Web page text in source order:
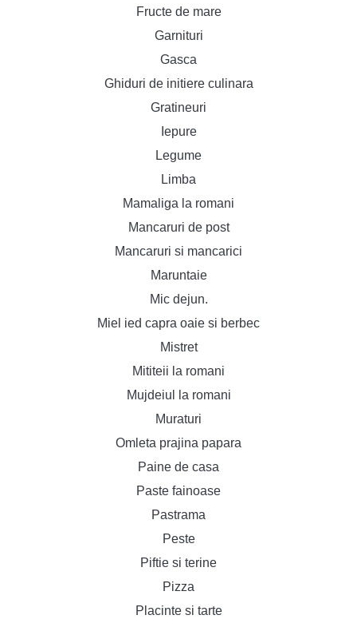
Fructe de mare
Garnituri
Gasca
Ghiduri de initiere culinara
Gratineuri
Iepure
Legume
Limba
Mamaliga la romani
Mancaruri de post
Mancaruri si mancarici
Maruntaie
Mic dejun.
Miel ied capra oaie si berbec
Mistret
Mititeii la romani
Mujdeiul la romani
Muraturi
Omleta prajina papara
Paine de casa
Paste fainoase
Pastrama
Peste
Piftie si terine
Pizza
Placinte si tarte